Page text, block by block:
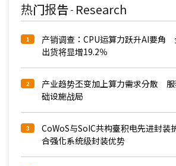
热门报告 - Research
1
产销调查：CPU运算力跃升AI要角
出货将显增19.2％
2
产业趋势丕变加上算力需求分散 服
础设施战局
3
CoWoS与SoIC共构臺积电先进封
合强化系统级封装优势